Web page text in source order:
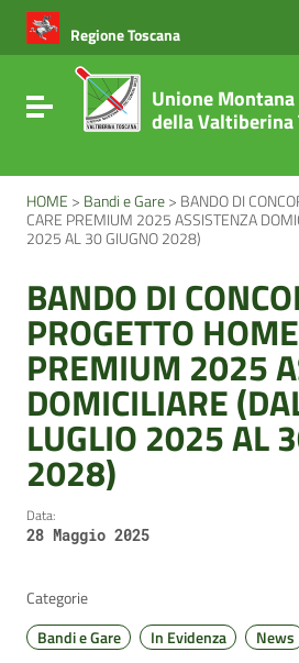
Vai ai contenuti
Vai al menu di navigazione
Vai al footer
Regione Toscana
Attiva / disattiva la navigazione
Unione
della Valtiberina
HOME > Bandi e Gare> BANDO DI
CARE PREMIUM 2025 ASSISTENZA
2025 AL 30 GIUGNO 2028)
BANDO DI
PROGETTO
PREMIUM 2025
DOMICILIARE
LUGLIO 2025 AL
2028)
Data:
28 Maggio 2025
Categorie
Bandi e Gare
In Evidenza News